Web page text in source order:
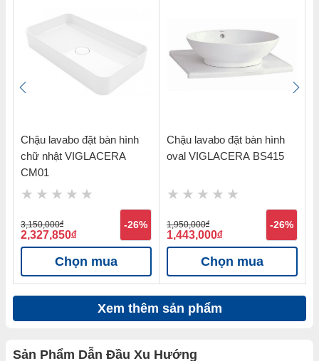
Chậu lavabo đặt bàn hình
chữ nhật VIGLACERA
CM01
3,150,000đ
2,327,850đ
-26%
Chọn mua
Chậu lavabo đặt bàn hình
oval VIGLACERA BS415
1,950,000đ
1,443,000đ
-26%
Chọn mua
Xem thêm sản phẩm
Sản Phẩm Dẫn Đầu Xu Hướng